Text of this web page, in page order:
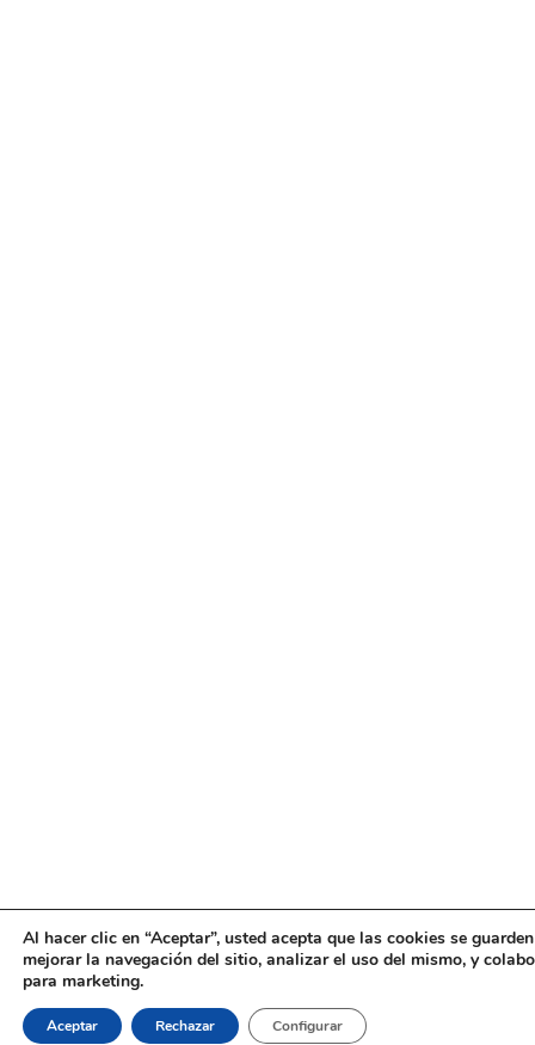
Al hacer clic en “Aceptar”, usted acepta que las cookies se
mejorar la navegación del sitio, analizar el uso del mismo, y
para marketing.
Aceptar Rechazar Configurar